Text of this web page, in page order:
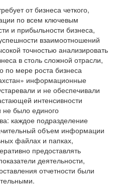
от бизнеса четкого,
по всем ключевым
и прибыльности бизнеса,
взаимоотношений
точностью анализировать
в столь сложной отрасли,
по мере роста бизнеса
информационные
и не обеспечивали
интенсивности
не было единого
каждое подразделение
объем информации
файлах и папках,
предоставлять
деятельности,
отчетности были